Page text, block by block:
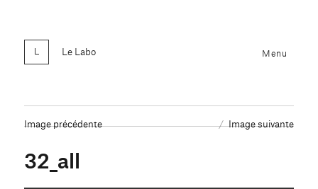
Le Labo Menu
Image précédente Image suivante
32_all